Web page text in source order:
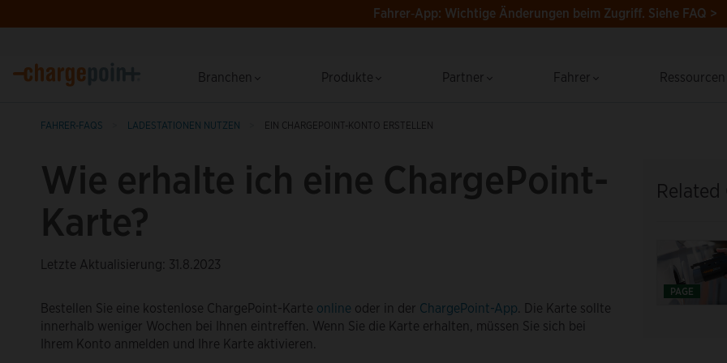
Fahrer‑App: Wichtige Änderungen beim Zugriff. Siehe FAQ >
Branchen Produkte Partner Fahrer
FAHRER-FAQS LADESTATIONEN NUTZEN EIN CHARGEPOINT-KONTO ERSTELLEN
Wie erhalte ich eine ChargePoint-
Karte?
Letzte Aktualisierung: 31.8.2023
Bestellen Sie eine kostenlose ChargePoint-Karte online oder in der ChargePoint-App. Die Karte sollte
innerhalb weniger Wochen bei Ihnen eintreffen. Wenn Sie die Karte erhalten, müssen Sie sich bei
Ihrem Konto anmelden und Ihre Karte aktivieren.
Related
PAGE